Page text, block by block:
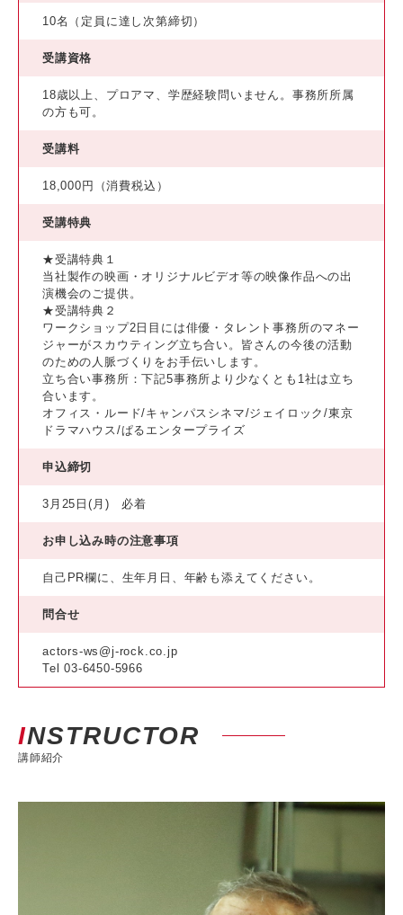
10名（定員に達し次第締切）
受講資格
18歳以上、プロアマ、学歴経験問いません。事務所所属
の方も可。
受講料
18,000円（消費税込）
受講特典
★受講特典１
当社製作の映画・オリジナルビデオ等の映像作品への出
演機会のご提供。
★受講特典２
ワークショップ2日目には俳優・タレント事務所のマネー
ジャーがスカウティング立ち合い。皆さんの今後の活動
のための人脈づくりをお手伝いします。
立ち合い事務所：下記5事務所より少なくとも1社は立ち
合います。
オフィス・ルード/キャンパスシネマ/ジェイロック/東京
ドラマハウス/ぱるエンタープライズ
申込締切
3月25日(月) 必着
お申し込み時の注意事項
自己PR欄に、生年月日、年齢も添えてください。
問合せ
actors-ws@j-rock.co.jp
Tel 03-6450-5966
INSTRUCTOR
講師紹介